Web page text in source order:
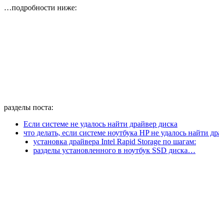
…подробности ниже:
разделы поста:
Если системе не удалось найти драйвер диска
что делать, если системе ноутбука HP не удалось найти
установка драйвера Intel Rapid Storage по шагам:
разделы установленного в ноутбук SSD диска…